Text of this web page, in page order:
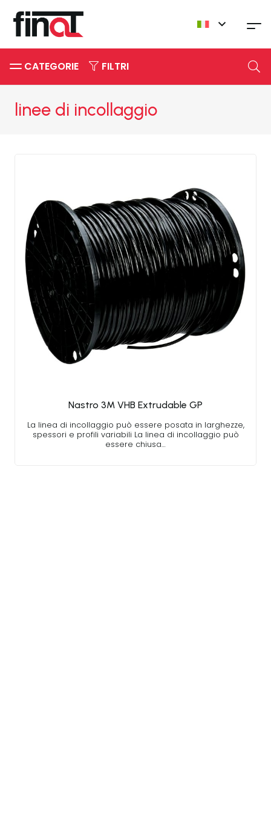
CATEGORIE FILTRI
linee di incollaggio
Nastro 3M VHB Extrudable GP
La linea di incollaggio può essere posata in larghezze,
spessori e profili variabili La linea di incollaggio può
essere chiusa…